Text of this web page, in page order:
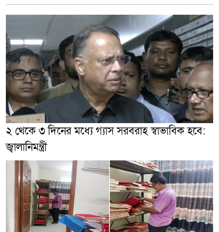
২ থেকে ৩ দিনের মধ্যে গ্যাস সরবরাহ স্বাভাবিক হবে:
জ্বালানিমন্ত্রী